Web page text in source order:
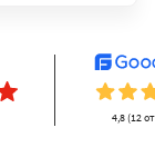
4,8 (12